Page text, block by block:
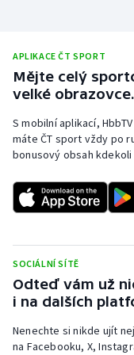
APLIKACE ČT SPORT
Mějte celý
velké obrazovce.
S mobilní aplikací,
máte ČT sport vždy po
bonusový obsah kdekoli
SOCIÁLNÍ SÍTĚ
Odteď vám už
i na dalších
Nenechte si nikde ujít
na Facebooku, X,